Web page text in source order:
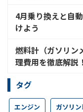
4月乗り換えと自
けよう
燃料計（ガソリン
理費用を徹底解説！
タグ
エンジン ガソリ